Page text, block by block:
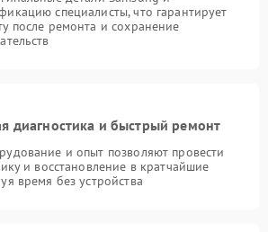
специалисты, что гарантирует
после ремонта и сохранение
диагностика и быстрый ремонт
и опыт позволяют провести
и восстановление в кратчайшие
время без устройства